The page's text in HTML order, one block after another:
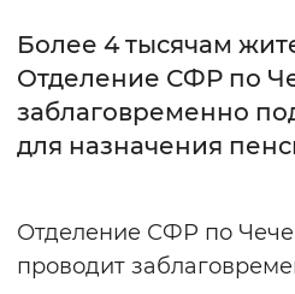
Без засечек
Более 4 тысячам
Отделение СФР по
заблаговременно
для назначения
Отделение СФР по
проводит